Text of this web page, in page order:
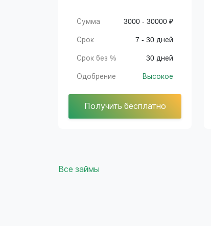
Сумма 3000 - 30000 ₽
Срок 7 - 30 дней
Срок без % 30 дней
Одобрение Высокое
Получить бесплатно
Все займы